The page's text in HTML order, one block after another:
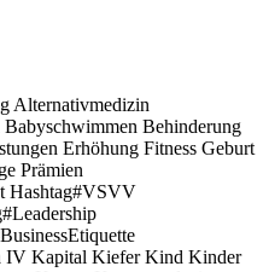
Alternativmedizin
Babyschwimmen Behinderung
Erhöhung Fitness Geburt
Prämien
Hashtag#VSVV
IV Kapital KieferKind Kinder